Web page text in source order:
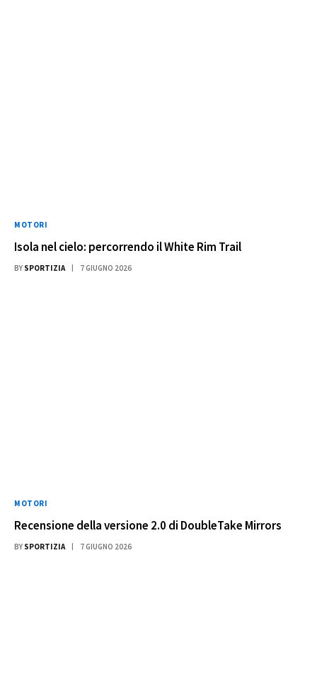
MOTORI
Isola nel cielo: percorrendo il White Rim Trail
BY SPORTIZIA 7 GIUGNO 2026
MOTORI
Recensione della versione 2.0 di DoubleTake Mirrors
BY SPORTIZIA 7 GIUGNO 2026